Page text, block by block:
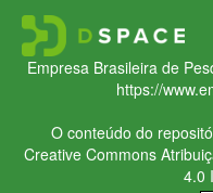
Empresa Brasileira de
https://
O conteúdo do
Creative Commons
4.0